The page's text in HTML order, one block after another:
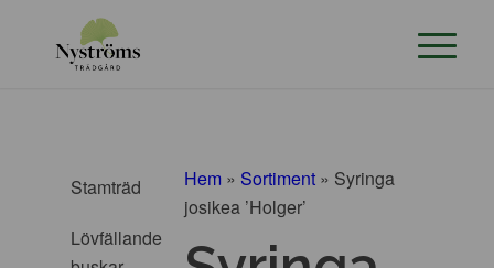
Stamträd
Lövfällande
Hem » Sortiment » Syringa
josikea ’Holger’